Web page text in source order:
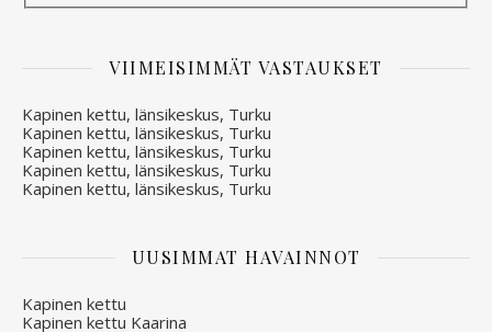
VIIMEISIMMÄT VASTAUKSET
Kapinen kettu, länsikeskus, Turku
Kapinen kettu, länsikeskus, Turku
Kapinen kettu, länsikeskus, Turku
Kapinen kettu, länsikeskus, Turku
Kapinen kettu, länsikeskus, Turku
UUSIMMAT HAVAINNOT
Kapinen kettu
Kapinen kettu Kaarina